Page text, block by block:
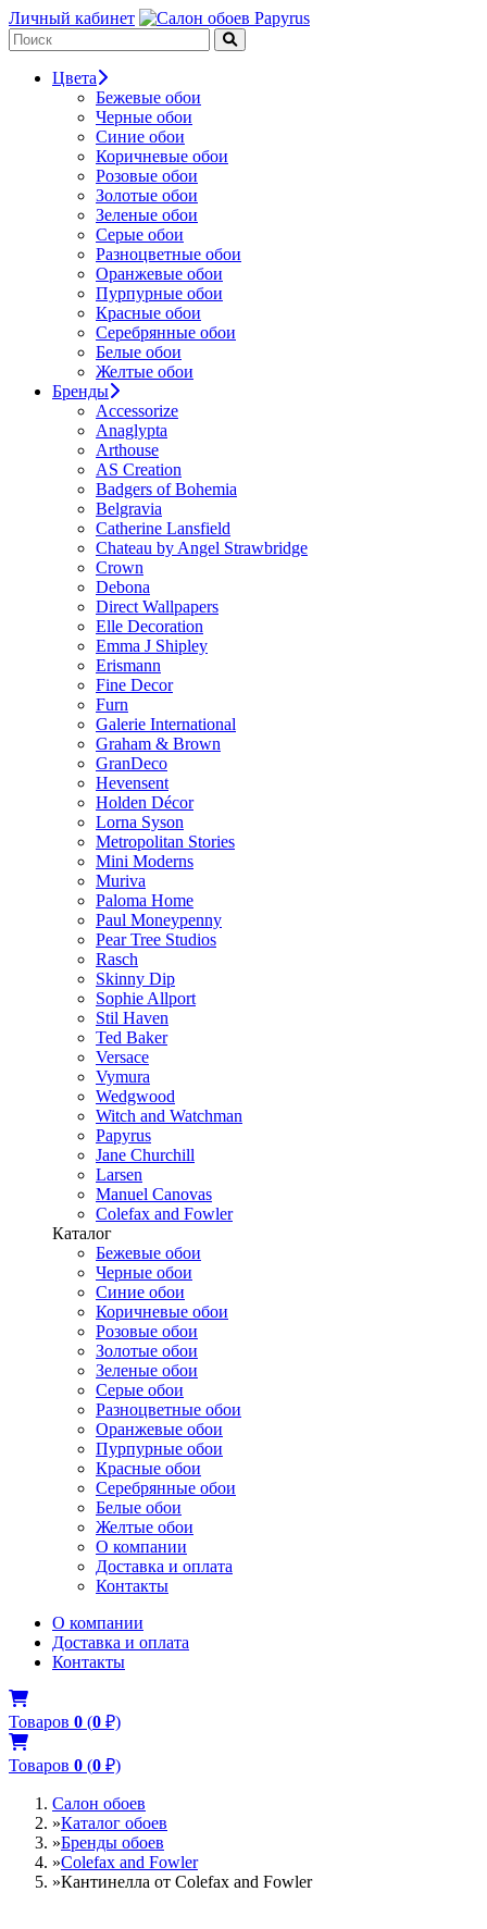
Личный кабинет
Цвета
Бежевые обои
Черные обои
Синие обои
Коричневые обои
Розовые обои
Золотые обои
Зеленые обои
Серые обои
Разноцветные обои
Оранжевые обои
Пурпурные обои
Красные обои
Серебрянные обои
Белые обои
Желтые обои
Бренды
Accessorize
Anaglypta
Arthouse
AS Creation
Badgers of Bohemia
Belgravia
Catherine Lansfield
Chateau by Angel Strawbridge
Crown
Debona
Direct Wallpapers
Elle Decoration
Emma J Shipley
Erismann
Fine Decor
Furn
Galerie International
Graham & Brown
GranDeco
Hevensent
Holden Décor
Lorna Syson
Metropolitan Stories
Mini Moderns
Muriva
Paloma Home
Paul Moneypenny
Pear Tree Studios
Rasch
Skinny Dip
Sophie Allport
Stil Haven
Ted Baker
Versace
Vymura
Wedgwood
Witch and Watchman
Papyrus
Jane Churchill
Larsen
Manuel Canovas
Colefax and Fowler
Каталог
Бежевые обои
Черные обои
Синие обои
Коричневые обои
Розовые обои
Золотые обои
Зеленые обои
Серые обои
Разноцветные обои
Оранжевые обои
Пурпурные обои
Красные обои
Серебрянные обои
Белые обои
Желтые обои
О компании
Доставка и оплата
Контакты
О компании
Доставка и оплата
Контакты
Товаров 0 (0 ₽)
Товаров 0 (0 ₽)
Салон обоев
»Каталог обоев
»Бренды обоев
»Colefax and Fowler
»Кантинелла от Colefax and Fowler